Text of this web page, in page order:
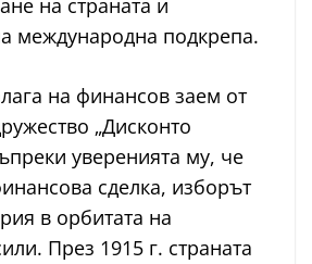
на страната и
международна подкрепа.
на финансов заем от
„Дисконто
уверенията му, че
сделка, изборът
в орбитата на
През 1915 г. страната